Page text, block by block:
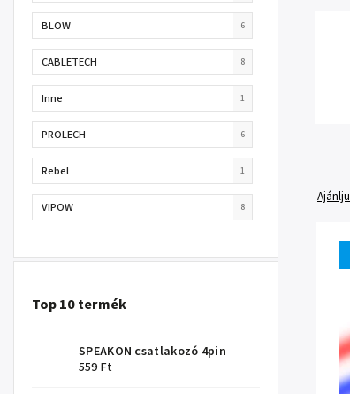
BLOW 6
CABLETECH 8
Inne 1
PROLECH 6
Rebel 1
VIPOW 8
Top 10 termék
SPEAKON csatlakozó 4pin
559 Ft